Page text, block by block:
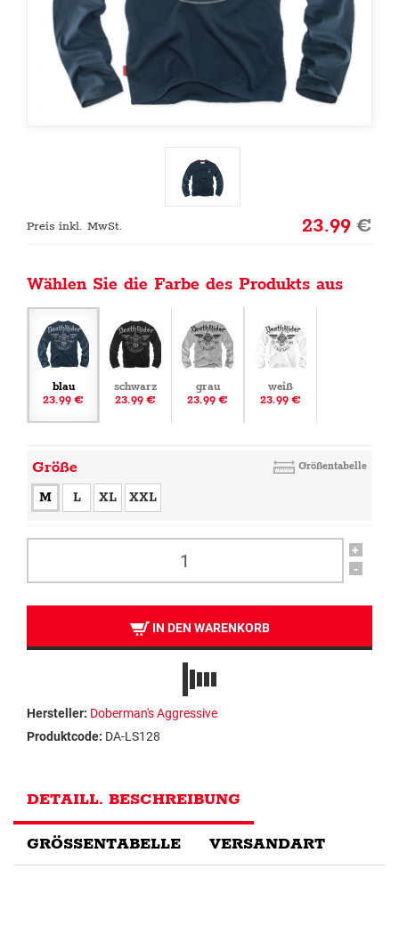
Preis inkl. MwSt. 23.99€
Wählen Sie die Farbe des Produkts aus
blau
23.99 €
schwarz
23.99 €
grau
23.99 €
weiß
23.99 €
Größe Größentabelle
M L XL XXL
+
-
IN DEN WARENKORB
Hersteller: Doberman's Aggressive
Produktcode: DA-LS128
DETAILL. BESCHREIBUNG
GRÖSSENTABELLE VERSANDART